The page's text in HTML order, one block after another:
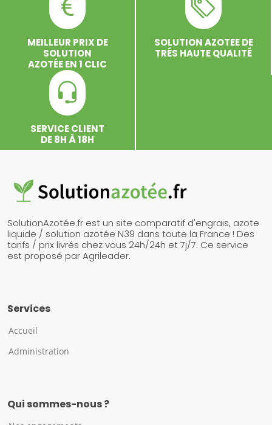
MEILLEUR PRIX DE
SOLUTION
AZOTÉE EN 1 CLIC
SOLUTION AZOTEE DE
TRÉS HAUTE QUALITÉ
SERVICE CLIENT
DE 8H À 18H
SolutionAzotée.fr est un site comparatif d'engrais, azote
liquide / solution azotée N39 dans toute la France ! Des
tarifs / prix livrés chez vous 24h/24h et 7j/7. Ce service
est proposé par Agrileader.
Services
Accueil
Administration
Qui sommes-nous ?